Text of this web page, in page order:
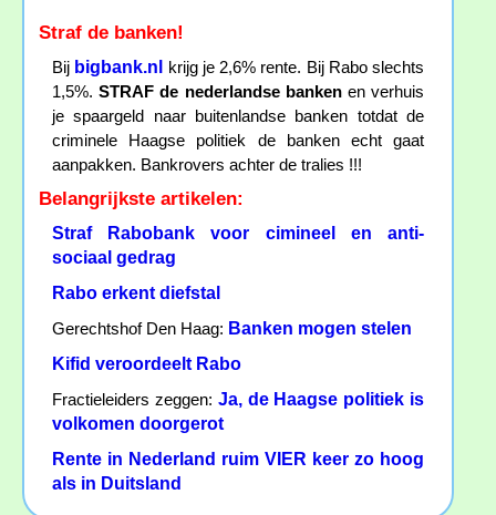
Straf de banken!
Bij bigbank.nl
krijg je 2,6% rente. Bij Rabo slechts
1,5%.STRAF de nederlandse bankenen verhuis
je spaargeld naar buitenlandse banken totdat de
criminele Haagse politiek de banken echt gaat
aanpakken. Bankrovers achter de tralies !!!
Belangrijkste artikelen:
Straf Rabobank voor cimineel en anti-
sociaal gedrag
Rabo erkent diefstal
Gerechtshof Den Haag: Banken mogen stelen
Kifid veroordeelt Rabo
Fractieleiders zeggen: Ja, de Haagse politiek is
volkomen doorgerot
Rente in Nederland ruim VIER keer zo hoog
als in Duitsland